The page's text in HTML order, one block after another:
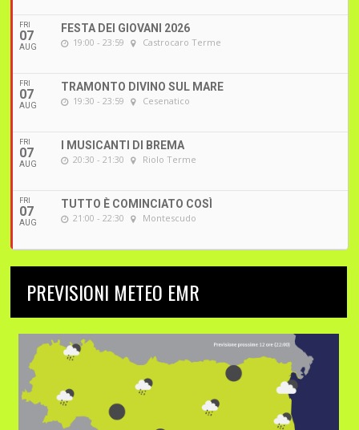
FRI
07
AUG
FESTA DEI GIOVANI 2026
19:00 - 23:59 Castrocaro Terme
FRI
07
AUG
TRAMONTO DIVINO SUL MARE
19:30 - 23:59 Cesenatico
FRI
07
AUG
I MUSICANTI DI BREMA
20:30 - 21:30 Riolo Terme
FRI
07
AUG
TUTTO È COMINCIATO COSÌ
21:00 - 22:30 Montescudo
PREVISIONI METEO EMR